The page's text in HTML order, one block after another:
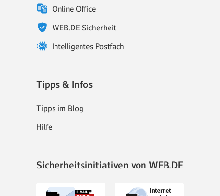
Online Office
WEB.DE Sicherheit
Intelligentes Postfach
Tipps & Infos
Tipps im Blog
Hilfe
Sicherheitsinitiativen von WEB.DE